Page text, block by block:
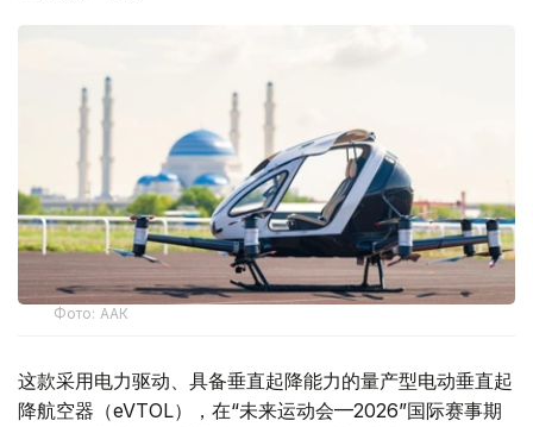
Фото: ААК
这款采用电力驱动、具备垂直起降能力的量产型电动垂直起
降航空器（eVTOL），在“未来运动会—2026”国际赛事期